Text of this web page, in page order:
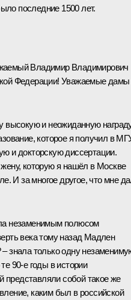
последние 1500 лет.
Владимир Владимирович
Федерации! Уважаемые дамы
высокую и неожиданную
которое я получил в
и докторскую диссертации.
которую я нашёл в Москве
И за многое другое, что мне
незаменимым полюсом
века тому назад Мадлен
знала только одну
90‑е годы в истории
собой такое же
каким был в российской